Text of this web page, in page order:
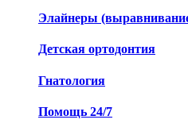
Элайнеры
Детская ортодонтия
Гнатология
Помощь 24/7